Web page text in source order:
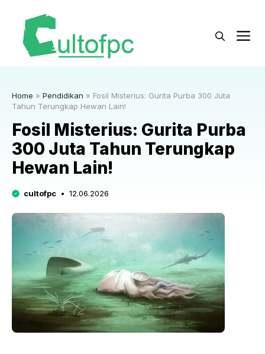
Home » Pendidikan » Fosil Misterius: Gurita Purba 300 Juta
Tahun Terungkap Hewan Lain!
Fosil Misterius: Gurita Purba
300 Juta Tahun Terungkap
Hewan Lain!
cultofpc 12.06.2026